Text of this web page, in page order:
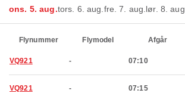
ons. 5. aug.tors. 6. aug. fre. 7. aug. lør. 8. aug.
Flynummer Flymodel Afgår
VQ921 - 07:10
VQ921 - 07:15